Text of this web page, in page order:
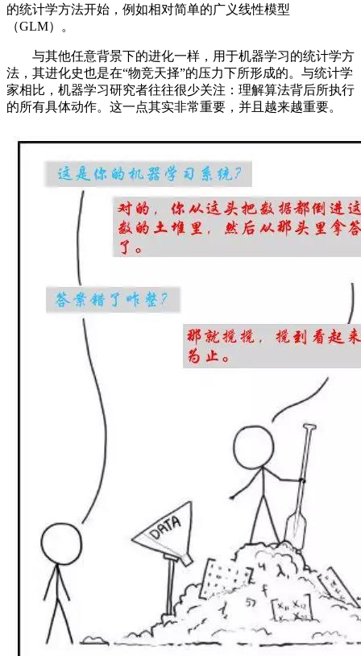
的统计学方法开始，例如相对简单的广义线性模型
（GLM）。
与其他任意背景下的进化一样，用于机器学习的统计学方
法，其进化史也是在“物竞天择”的压力下所形成的。与统计学
家相比，机器学习研究者往往很少关注：理解算法背后所执行
的所有具体动作。这一点其实非常重要，并且越来越重要。